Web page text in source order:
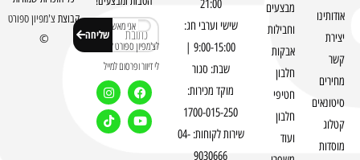
אודותינו
יצירת
קשר
מחירים
סיטונאים
קטלוג
מוסדות
מבצעים
וחבילות
אבקות
חלבון
חטיפי
חלבון
ועוד
21:00
שישי וערבי חג:
9:00-15:00 |
שבת: סגור
מוקד מכירות:
1700-015-250
שירות לקוחות: 04-
9030666
אני מאשר
לצ'מפיון ספורט לשלוח
לי דיוור ופרסום למייל
שליחה
קבוצתצ'מפיון ספורט
©